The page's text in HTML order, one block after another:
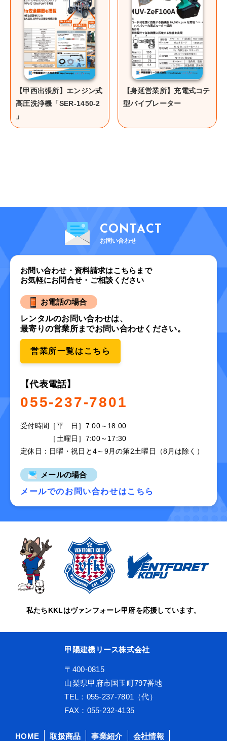
【甲西出張所】エンジン式
高圧洗浄機「SER-1450-2
」
【身延営業所】充電式コテ
型バイブレーター
CONTACT
お問い合わせ
お問い合わせ・資料請求はこちらまで
お気軽にお問合せ・ご相談ください
お電話の場合
レンタルのお問い合わせは、
最寄りの営業所までお問い合わせください。
営業所一覧はこちら
【代表電話】
055-237-7801
受付時間
［平 日］7:00～18:00
［土曜日］7:00～17:30
定休日：日曜・祝日と4～9月の第2土曜日（8月は除く）
メールの場合
メールでのお問い合わせはこちら
私たちKKLはヴァンフォーレ甲府を応援しています。
甲陽建機リース株式会社
〒400-0815
山梨県甲府市国玉町797番地
TEL：055-237-7801（代）
FAX：055-232-4135
HOME 取扱商品 事業紹介 会社情報